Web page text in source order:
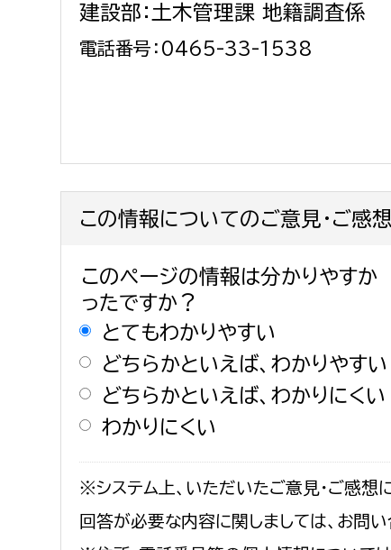
建設部：土木管理課 地籍調査係
電話番号：0465-33-1538
この情報についてのご意見・ご感
このページの情報は分かりやすか
ったですか？
とてもわかりやすい
どちらかといえば、わかりやすい
どちらかといえば、わかりにくい
わかりにくい
※システム上、いただいたご意見・ご感想
回答が必要な内容に関しましては、お問